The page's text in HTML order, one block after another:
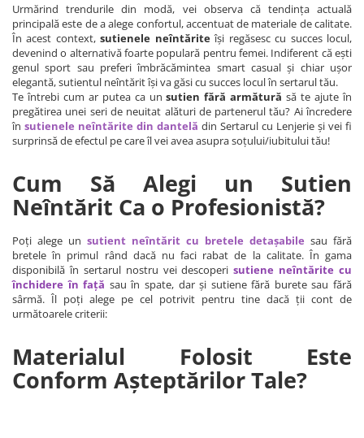
Urmărind trendurile din modă, vei observa că tendința actuală
principală este de a alege confortul, accentuat de materiale de calitate.
În acest context,sutienele neîntăriteîși regăsesc cu succes locul,
devenind o alternativă foarte populară pentru femei. Indiferent că ești
genul sport sau preferi îmbrăcămintea smart casual și chiar ușor
elegantă, sutientul neîntărit își va găsi cu succes locul în sertarul tău.
Te întrebi cum ar putea ca un sutien fără armătură să te ajute în
pregătirea unei seri de neuitat alături de partenerul tău? Ai încredere
în sutienele neîntărite din dantelă din Sertarul cu Lenjerie și vei fi
surprinsă de efectul pe care îl vei avea asupra soțului/iubitului tău!
Cum Să Alegi un Sutien
Neîntărit Ca o Profesionistă?
Poți alege un sutient neîntărit cu bretele detașabile sau fără
bretele în primul rând dacă nu faci rabat de la calitate. În gama
disponibilă în sertarul nostru vei descoperisutiene neîntărite cu
închidere în față sau în spate, dar și sutiene fără burete sau fără
sârmă. Îl poți alege pe cel potrivit pentru tine dacă ții cont de
următoarele criterii:
Materialul Folosit Este
Conform Așteptărilor Tale?